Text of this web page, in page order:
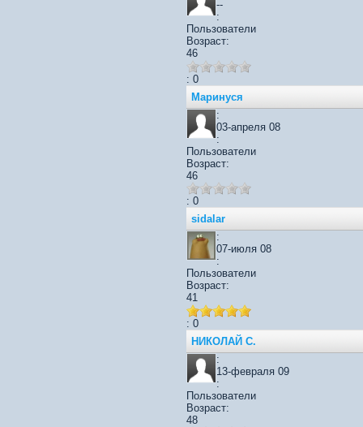
--
:
Пользователи
Возраст:
46
: 0
Маринуся
:
03-апреля 08
:
Пользователи
Возраст:
46
: 0
sidalar
:
07-июля 08
:
Пользователи
Возраст:
41
: 0
НИКОЛАЙ С.
:
13-февраля 09
:
Пользователи
Возраст:
48